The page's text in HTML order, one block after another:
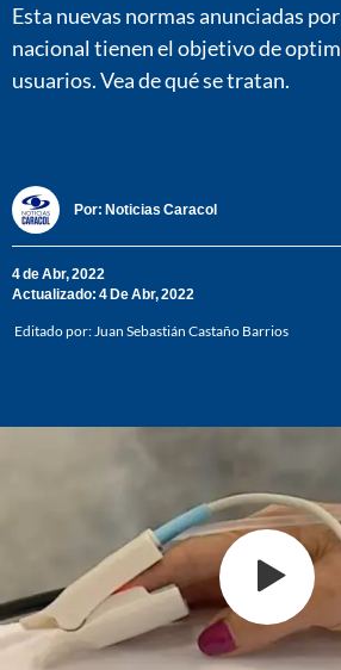
Esta nuevas normas anunciadas
nacional tienen el objetivo de
usuarios. Vea de qué se tratan.
Por: Noticias Caracol
4 de Abr, 2022
Actualizado: 4 De Abr, 2022
Editado por: Juan Sebastián Castaño Barrios